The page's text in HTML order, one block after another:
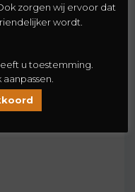
zorgen wij ervoor dat
wordt.
u toestemming.